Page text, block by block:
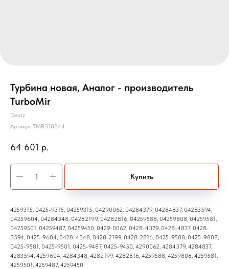
Турбина новая, Аналог - производитель
TurboMir
Deutz
Артикул: TMR318844
64 601 р.
Купить
4259315, 0425-9315, 04259315, 04290062, 04284379, 04284837, 04283594,
04259604, 04284348, 04282199, 04282816, 04259588, 04259808, 04259581,
04259501, 04259487, 04259450, 0429-0062, 0428-4379, 0428-4837, 0428-
3594, 0425-9604, 0428-4348, 0428-2199, 0428-2816, 0425-9588, 0425-9808,
0425-9581, 0425-9501, 0425-9487, 0425-9450, 4290062, 4284379, 4284837,
4283594, 4259604, 4284348, 4282199, 4282816, 4259588, 4259808, 4259581,
4259501, 4259487, 4259450